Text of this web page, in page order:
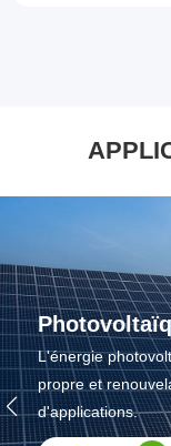
L'énergie
propre et
d'applications.